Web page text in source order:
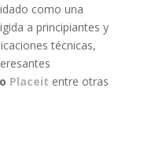
como una
a principiantes y
técnicas,
o Placeit entre otras